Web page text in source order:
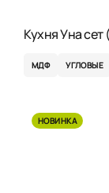
Кухня Уна
МДФ УГЛОВЫЕ
НОВИНКА